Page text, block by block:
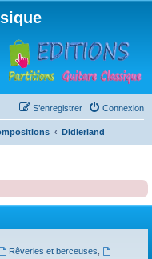
Connexion
S’enregistrer
Didierland
Rêveries et berceuses